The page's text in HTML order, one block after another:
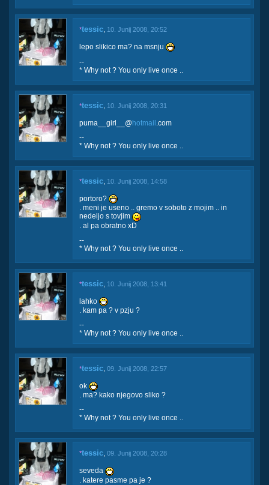
*tessic 10. Junij 2008, 20:52
lepo slikico ma? na msnju
--
* Why not ? You only live once ..
*tessic 10. Junij 2008, 20:31
puma__girl__@hotmail .com
--
* Why not ? You only live once ..
*tessic 10. Junij 2008, 14:58
portoro?
. meni je useno .. gremo v soboto z mojim .. in
nedeljo s tovjim
. al pa obratno xD
--
* Why not ? You only live once ..
*tessic 10. Junij 2008, 13:41
lahko
. kam pa ? v pzju ?
--
* Why not ? You only live once ..
*tessic 09. Junij 2008, 22:57
ok
. ma? kako njegovo sliko ?
--
* Why not ? You only live once ..
*tessic 09. Junij 2008, 20:28
seveda
. katere pasme pa je ?